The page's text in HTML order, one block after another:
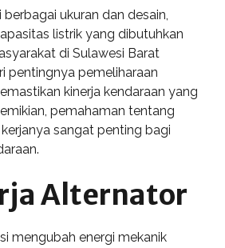
ukuran dan desain,
listrik yang dibutuhkan
di Sulawesi Barat
pentingnya pemeliharaan
kinerja kendaraan yang
pemahaman tentang
sangat penting bagi
Alternator
mengubah energi mekanik